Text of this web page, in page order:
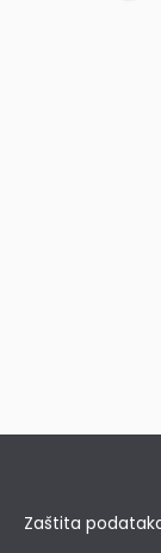
Zaštita